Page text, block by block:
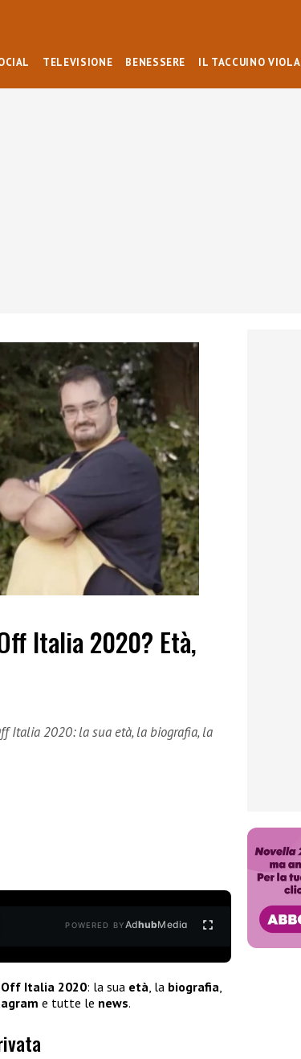
TELEVISIONE BENESSERE IL TACCUINO VIOLA
Italia 2020? Età,
Italia 2020: la sua età, la biografia, la
POWERED BYAdhubMedia
Off Italia 2020: la sua età , la biografia
e tutte le news.